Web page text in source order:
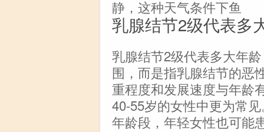
静，这种天气条件下鱼
乳腺结节2级代表多
乳腺结节2级代表多大年
围，而是指乳腺结节的恶
重程度和发展速度与年龄
40-55岁的女性中更为常
年龄段，年轻女性也可能